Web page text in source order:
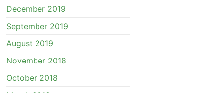
December 2019
September 2019
August 2019
November 2018
October 2018